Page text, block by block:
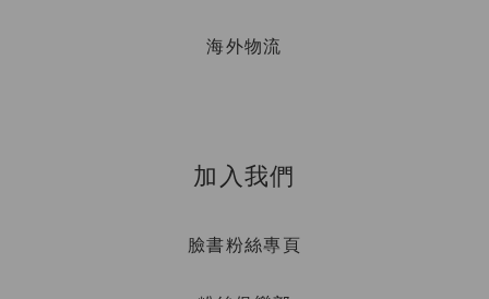
海外物流
加入我們
臉書粉絲專頁